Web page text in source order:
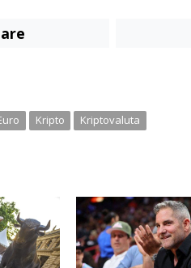
Kripto Kriptovaluta